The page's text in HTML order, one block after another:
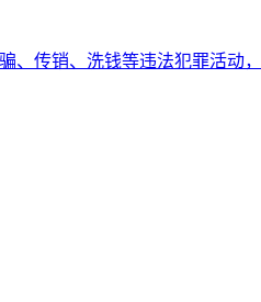
、传销、洗钱等违法犯罪活